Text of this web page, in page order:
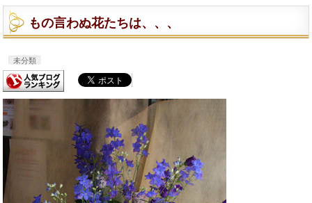
もの言わぬ花たちは、、、
未分類